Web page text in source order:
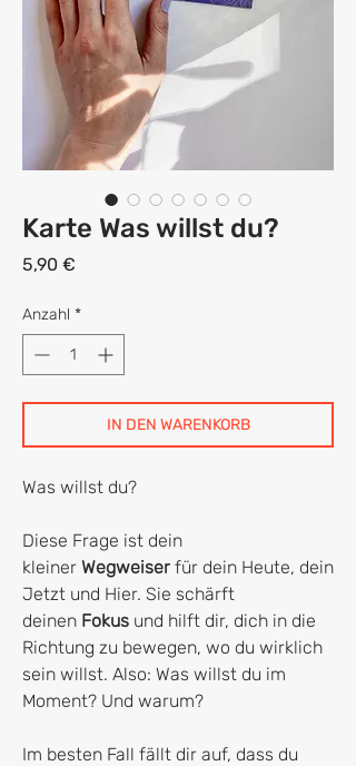
Karte Was willst du?
5,90 €
Anzahl *
IN DEN WARENKORB
Was willst du?
Diese Frage ist dein
kleiner Wegweiser für dein Heute, dein
Jetzt und Hier. Sie schärft
deinen Fokus und hilft dir, dich in die
Richtung zu bewegen, wo du wirklich
sein willst. Also: Was willst du im
Moment? Und warum?
Im besten Fall fällt dir auf, dass du